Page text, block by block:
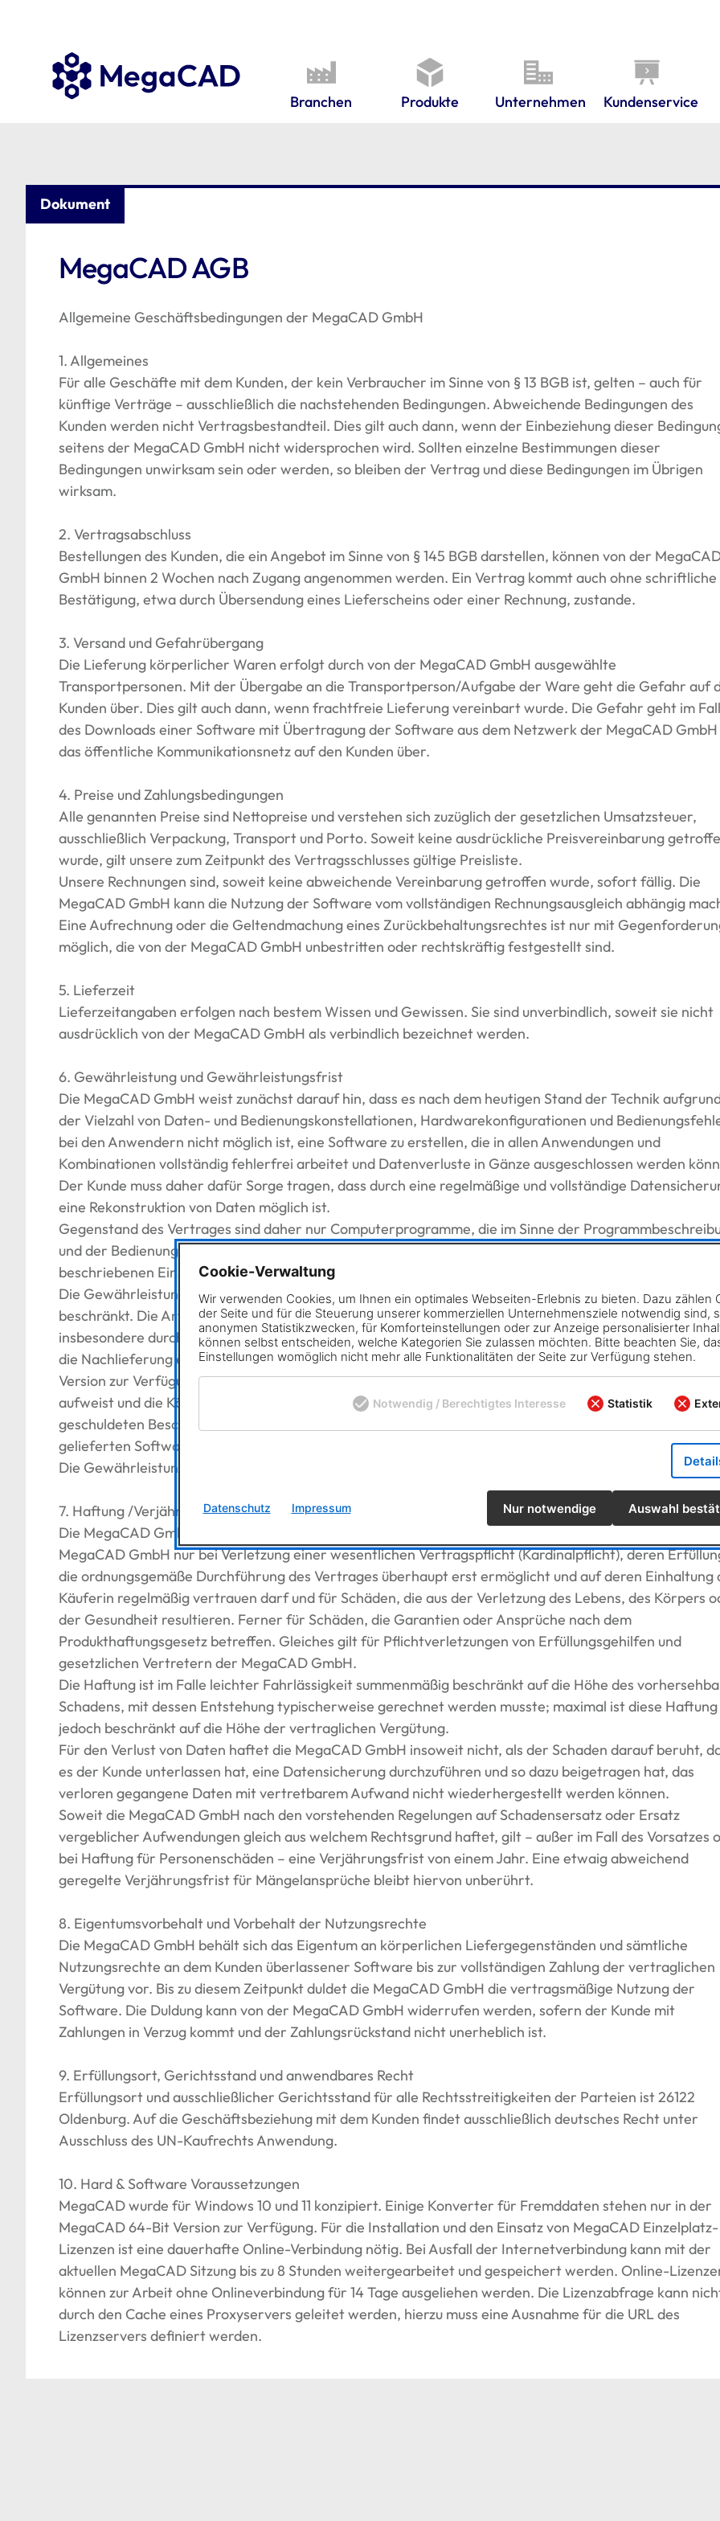
Branchen Produkte Unternehmen Kundenservice
Dokument
MegaCAD AGB
Allgemeine Geschäftsbedingungen der MegaCAD GmbH
1. Allgemeines
Für alle Geschäfte mit dem Kunden, der kein Verbraucher im Sinne von § 13 BGBist, gelten – auch für
künftige Verträge – ausschließlich die nachstehenden Bedingungen. Abweichende Bedingungen des
Kunden werden nicht Vertragsbestandteil. Dies gilt auch dann, wenn der Einbeziehung dieser
seitens der MegaCAD GmbH nicht widersprochen wird. Sollten einzelne Bestimmungen dieser
Bedingungen unwirksam sein oder werden, so bleiben der Vertrag und diese Bedingungen im Übrigen
wirksam.
2. Vertragsabschluss
Bestellungen des Kunden, die ein Angebot im Sinne von § 145 BGBdarstellen, können von der
GmbH binnen 2 Wochen nach Zugang angenommen werden. Ein Vertrag kommt auch ohne schriftliche
Bestätigung, etwa durch Übersendung eines Lieferscheins oder einer Rechnung, zustande.
3. Versand und Gefahrübergang
Die Lieferung körperlicher Waren erfolgt durch von der MegaCAD GmbH ausgewählte
Transportpersonen. Mit der Übergabe an die Transportperson/Aufgabe der Ware geht die Gefahr auf
Kunden über. Dies gilt auch dann, wenn frachtfreie Lieferung vereinbart wurde. Die Gefahr geht im
des Downloads einer Software mit Übertragung der Software aus dem Netzwerk der MegaCAD GmbH
das öffentliche Kommunikationsnetz auf den Kunden über.
4. Preise und Zahlungsbedingungen
Alle genannten Preise sind Nettopreise und verstehen sich zuzüglich der gesetzlichen Umsatzsteuer,
ausschließlich Verpackung, Transport und Porto. Soweit keine ausdrückliche Preisvereinbarung
wurde, gilt unsere zum Zeitpunkt des Vertragsschlusses gültige Preisliste.
Unsere Rechnungen sind, soweit keine abweichende Vereinbarung getroffen wurde, sofort fällig. Die
MegaCAD GmbH kann die Nutzung der Software vom vollständigen Rechnungsausgleich abhängig
Eine Aufrechnung oder die Geltendmachung eines Zurückbehaltungsrechtes ist nur mit
möglich, die von der MegaCAD GmbH unbestritten oder rechtskräftig festgestellt sind.
5. Lieferzeit
Lieferzeitangaben erfolgen nach bestem Wissen und Gewissen. Sie sind unverbindlich, soweit sie nicht
ausdrücklich von der MegaCAD GmbH als verbindlich bezeichnet werden.
6. Gewährleistung und Gewährleistungsfrist
Die MegaCAD GmbH weist zunächst darauf hin, dass es nach dem heutigen Stand der Technik
der Vielzahl von Daten- und Bedienungskonstellationen, Hardwarekonfigurationen und
bei den Anwendern nicht möglich ist, eine Software zu erstellen, die in allen Anwendungen und
Kombinationen vollständig fehlerfrei arbeitet und Datenverluste in Gänze ausgeschlossen werden
Der Kunde muss daher dafür Sorge tragen, dass durch eine regelmäßige und vollständige
eine Rekonstruktion von Daten möglich ist.
Gegenstand des Vertrages sind daher nur Computerprogramme, die im Sinne der
und der Bedienungsanleitung grundsätzlich brauchbar sind und für den in den Benutzerhandbüchern
beschriebenen Einsatz geeignet sind.
Die Gewährleistung ist zunächst im Rahmen der gesetzlichen Regelungen auf eine Nacherfüllung
beschränkt. Die Art der Nacherfüllung bestimmt die MegaCAD GmbH. Mängel der Software können
insbesondere durch Updates beseitigt werden. Wählt die MegaCAD GmbH zur Beseitigung eines
die Nachlieferung einer mangelfreien Software, kann die MegaCAD GmbH auch eine neuere Software-
Version zur Verfügung stellen, die zumindest alle von der MegaCAD GmbH geschuldeten
aufweist und die Käuferin hinsichtlich der Nutzung der Software gegenüber der nach dem Kaufvertrag
geschuldeten Beschaffenheit nicht beeinträchtigt. Die Nutzungsrechte des Kunden an der ursprünglich
gelieferten Software erlöschen mit Installation der im Wege der Nachlieferung übergebenen Software.
Die Gewährleistungsfrist beträgt 1 Jahr ab Übergabe.
7. Haftung /Verjährung
Die MegaCAD GmbH haftet für Vorsatz und grobe Fahrlässigkeit. Für leichte Fahrlässigkeit haftet die
MegaCAD GmbH nur bei Verletzung einer wesentlichen Vertragspflicht (Kardinalpflicht), deren
die ordnungsgemäße Durchführung des Vertrages überhaupt erst ermöglicht und auf deren Einhaltung
Käuferin regelmäßig vertrauen darf und für Schäden, die aus der Verletzung des Lebens, des Körpers
der Gesundheit resultieren. Ferner für Schäden, die Garantien oder Ansprüche nach dem
Produkthaftungsgesetz betreffen. Gleiches gilt für Pflichtverletzungen von Erfüllungsgehilfen und
gesetzlichen Vertretern der MegaCAD GmbH.
Die Haftung ist im Falle leichter Fahrlässigkeit summenmäßig beschränkt auf die Höhe des
Schadens, mit dessen Entstehung typischerweise gerechnet werden musste; maximal ist diese Haftung
jedoch beschränkt auf die Höhe der vertraglichen Vergütung.
Für den Verlust von Daten haftet die MegaCAD GmbH insoweit nicht, als der Schaden darauf beruht,
es der Kunde unterlassen hat, eine Datensicherung durchzuführen und so dazu beigetragen hat, das
verloren gegangene Daten mit vertretbarem Aufwand nicht wiederhergestellt werden können.
Soweit die MegaCAD GmbH nach den vorstehenden Regelungen auf Schadensersatz oder Ersatz
vergeblicher Aufwendungen gleich aus welchem Rechtsgrund haftet, gilt – außer im Fall des Vorsatzes
bei Haftung für Personenschäden – eine Verjährungsfrist von einem Jahr. Eine etwaig abweichend
geregelte Verjährungsfrist für Mängelansprüche bleibt hiervon unberührt.
8. Eigentumsvorbehalt und Vorbehalt der Nutzungsrechte
Die MegaCAD GmbH behält sich das Eigentum an körperlichen Liefergegenständen und sämtliche
Nutzungsrechte an dem Kunden überlassener Software bis zur vollständigen Zahlung der vertraglichen
Vergütung vor. Bis zu diesem Zeitpunkt duldet die MegaCAD GmbH die vertragsmäßige Nutzung der
Software. Die Duldung kann von der MegaCAD GmbH widerrufen werden, sofern der Kunde mit
Zahlungen in Verzug kommt und der Zahlungsrückstand nicht unerheblich ist.
9. Erfüllungsort, Gerichtsstand und anwendbares Recht
Erfüllungsort und ausschließlicher Gerichtsstand für alle Rechtsstreitigkeiten der Parteien ist 26122
Oldenburg. Auf die Geschäftsbeziehung mit dem Kunden findet ausschließlich deutsches Recht unter
Ausschluss des UN-Kaufrechts Anwendung.
10. Hard & Software Voraussetzungen
MegaCAD wurde für Windows 10 und 11 konzipiert. Einige Konverter für Fremddaten stehen nur in der
MegaCAD 64-Bit Version zur Verfügung. Für die Installation und den Einsatz von MegaCAD Einzelplatz-
Lizenzen ist eine dauerhafte Online-Verbindung nötig. Bei Ausfall der Internetverbindung kann mit der
aktuellen MegaCAD Sitzung bis zu 8 Stunden weitergearbeitet und gespeichert werden. Online-
können zur Arbeit ohne Onlineverbindung für 14 Tage ausgeliehen werden. Die Lizenzabfrage kann
durch den Cache eines Proxyservers geleitet werden, hierzu muss eine Ausnahme für die URLdes
Lizenzservers definiert werden.
Cookie-Verwaltung
Wir verwenden Cookies, um Ihnen ein optimales Webseiten-Erlebnis zu bieten. Dazu zählen
der Seite und für die Steuerung unserer kommerziellen Unternehmensziele notwendig sind,
anonymen Statistikzwecken, für Komforteinstellungen oder zur Anzeige personalisierter
können selbst entscheiden, welche Kategorien Sie zulassen möchten. Bitte beachten Sie,
Einstellungen womöglich nicht mehr alle Funktionalitäten der Seite zur Verfügung stehen.
Notwendig / Berechtigtes Interesse Statistik
Nur notwendige Auswahl
Datenschutz Impressum